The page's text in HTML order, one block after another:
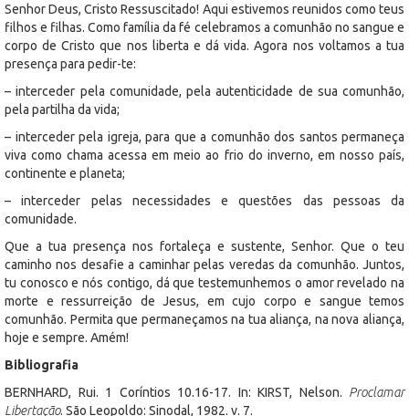
Senhor Deus, Cristo Ressuscitado! Aqui estivemos reunidos como teus
filhos e filhas. Como família da fé celebramos a comunhão no sangue e
corpo de Cristo que nos liberta e dá vida. Agora nos voltamos a tua
presença para pedir-te:
– interceder pela comunidade, pela autenticidade de sua comunhão,
pela partilha da vida;
– interceder pela igreja, para que a comunhão dos santos permaneça
viva como chama acessa em meio ao frio do inverno, em nosso país,
continente e planeta;
– interceder pelas necessidades e questões das pessoas da
comunidade.
Que a tua presença nos fortaleça e sustente, Senhor. Que o teu
caminho nos desafie a caminhar pelas veredas da comunhão. Juntos,
tu conosco e nós contigo, dá que testemunhemos o amor revelado na
morte e ressurreição de Jesus, em cujo corpo e sangue temos
comunhão. Permita que permaneçamos na tua aliança, na nova aliança,
hoje e sempre. Amém!
Bibliografia
BERNHARD, Rui. 1 Coríntios 10.16-17. In: KIRST, Nelson. Proclamar
Libertação. São Leopoldo: Sinodal, 1982. v. 7.